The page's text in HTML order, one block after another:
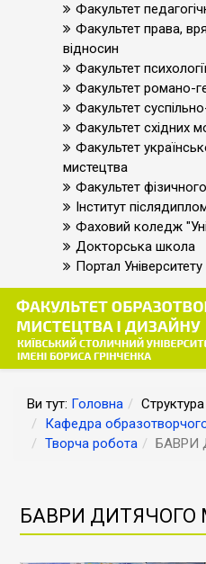
Факультет
Факультет права,
відносин
Факультет
Факультет романо-
Факультет
Факультет східних
Факультет
мистецтва
Факультет
Інститут
Фаховий коледж
Докторська школа
Портал Університету
Ви тут: Головна Структура
Кафедра
Творча робота
БАВРИ
БАВРИ ДИТЯЧОГО